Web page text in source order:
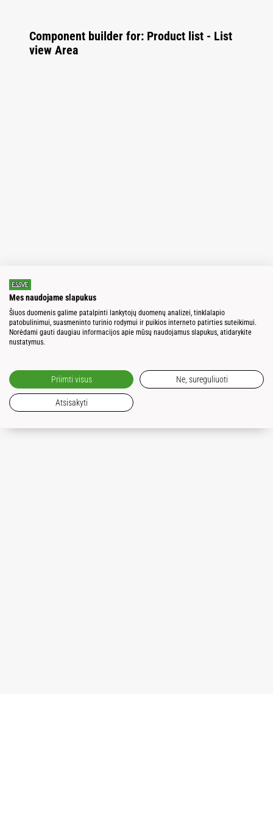
Component builder for: Product list - List
view Area
Mes naudojame slapukus
Šiuos duomenis galime patalpinti lankytojų duomenų analizei, tinklalapio
patobulinimui, suasmeninto turinio rodymui ir puikios interneto patirties suteikimui.
Norėdami gauti daugiau informacijos apie mūsų naudojamus slapukus, atidarykite
nustatymus.
Priimti visus Ne, sureguliuoti
Atsisakyti